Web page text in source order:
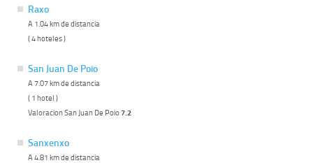
Raxo
A 1.04 km de distancia
( 4 hoteles )
San Juan De Poio
A 7.07 km de distancia
( 1 hotel )
Valoracion San Juan De Poio7.2
Sanxenxo
A 4.81 km de distancia